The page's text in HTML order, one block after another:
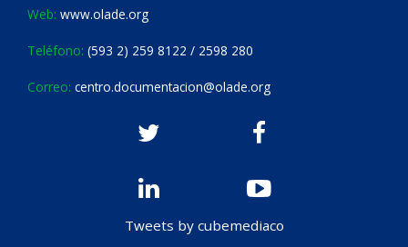
Web: www.olade.org
Teléfono: (593 2) 259 8122 / 2598 280
Correo: centro.documentacion@olade.org
Tweets by cubemediaco